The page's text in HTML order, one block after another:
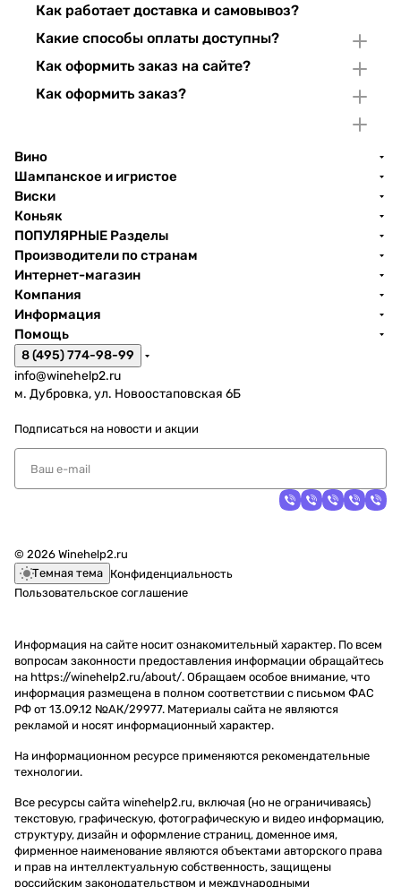
Как работает доставка и самовывоз?
Какие способы оплаты доступны?
Как оформить заказ на сайте?
Как оформить заказ?
Вино
Шампанское и игристое
Виски
Коньяк
ПОПУЛЯРНЫЕ Разделы
Производители по странам
Интернет-магазин
Компания
Информация
Помощь
8 (495) 774-98-99
info@winehelp2.ru
м. Дубровка, ул. Новоостаповская 6Б
Подписаться на новости и акции
© 2026 Winehelp2.ru
Темная тема Конфиденциальность
Пользовательское соглашение
Информация на сайте носит ознакомительный характер. По всем
вопросам законности предоставления информации обращайтесь
на https://winehelp2.ru/about/. Обращаем особое внимание, что
информация размещена в полном соответствии с письмом ФАС
РФ от 13.09.12 №АК/29977. Материалы сайта не являются
рекламой и носят информационный характер.
На информационном ресурсе применяются рекомендательные
технологии.
Все ресурсы сайта winehelp2.ru, включая (но не ограничиваясь)
текстовую, графическую, фотографическую и видео информацию,
структуру, дизайн и оформление страниц, доменное имя,
фирменное наименование являются объектами авторского права
и прав на интеллектуальную собственность, защищены
российским законодательством и международными